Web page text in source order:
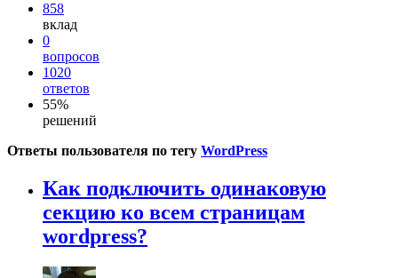
858
вклад
0
вопросов
1020
ответов
55%
решений
Ответы пользователя по тегу WordPress
Как подключить одинаковую
секцию ко всем страницам
wordpress?